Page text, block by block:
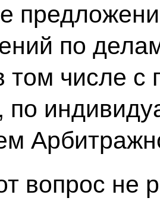
по
том числе
по
вопрос